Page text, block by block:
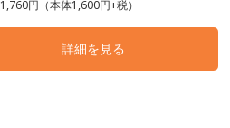
1,760円（本体1,600円+税）
詳細を見る